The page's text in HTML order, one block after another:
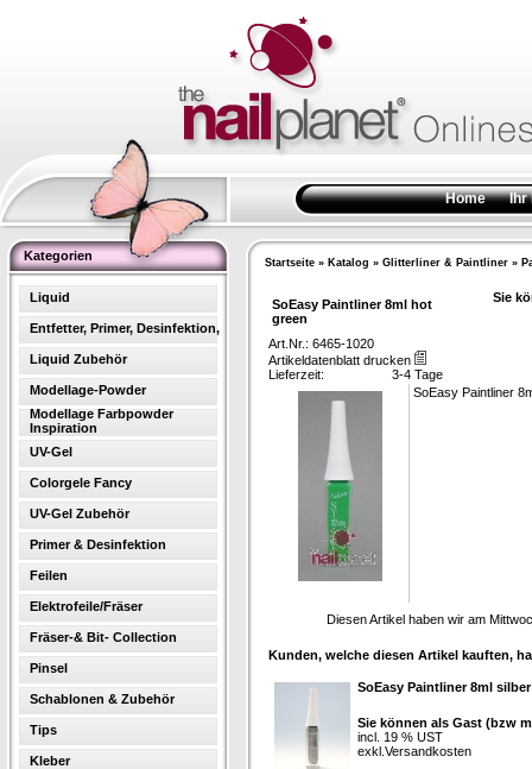
Home Ihr
Kategorien
Liquid
Entfetter, Primer, Desinfektion,
Liquid Zubehör
Modellage-Powder
Modellage Farbpowder
Inspiration
UV-Gel
Colorgele Fancy
UV-Gel Zubehör
Primer & Desinfektion
Feilen
Elektrofeile/Fräser
Fräser-& Bit- Collection
Pinsel
Schablonen & Zubehör
Tips
Kleber
Startseite » Katalog » Glitterliner & Paintliner »
SoEasy Paintliner 8ml hot
green
Sie
Art.Nr.: 6465-1020
Artikeldatenblatt drucken
Lieferzeit:
3-4 Tage
SoEasy Paintliner
Diesen Artikel haben wir am
Kunden, welche diesen Artikel kauften,
SoEasy Paintliner 8ml silber
Sie können als Gast (bzw
incl. 19 % UST
exkl. Versandkosten